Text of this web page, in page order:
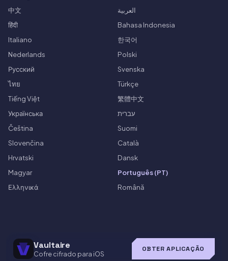
Vaultaire
Cofre cifrado para iOS
OBTER APLICAÇÃO
中文
العربية
हिंदी
Bahasa Indonesia
Italiano
한국어
Nederlands
Polski
Русский
Svenska
ไทย
Türkçe
Tiếng Việt
繁體中文
Українська
עברית
Čeština
Suomi
Slovenčina
Català
Hrvatski
Dansk
Magyar
Português (PT)
Ελληνικά
Română